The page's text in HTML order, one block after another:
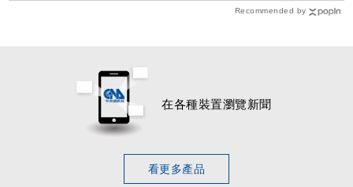
Recommended by
在各種裝置瀏覽新聞
看更多產品